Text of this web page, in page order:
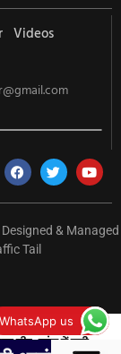
Videos
& Managed
Tail
WhatsApp us
तीर-फरसा से छह
तीर, जांच में जुटी